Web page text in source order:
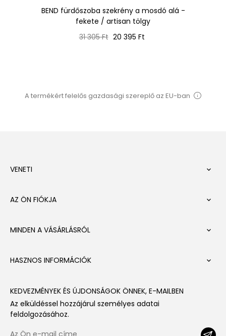
BEND fürdőszoba szekrény a mosdó alá -
fekete / artisan tölgy
Normál
31 305 Ft Ár
20 395 Ft
A termékért felelős gazdasági szereplő az EU-ban
VENETI 
AZ ÖN FIÓKJA 
MINDEN A VÁSÁRLÁSRÓL 
HASZNOS INFORMÁCIÓK 
KEDVEZMÉNYEK ÉS ÚJDONSÁGOK ÖNNEK, E-MAILBEN
Az elküldéssel hozzájárul személyes adatai
feldolgozásához.